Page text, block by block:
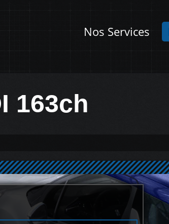
Nos Services
163ch